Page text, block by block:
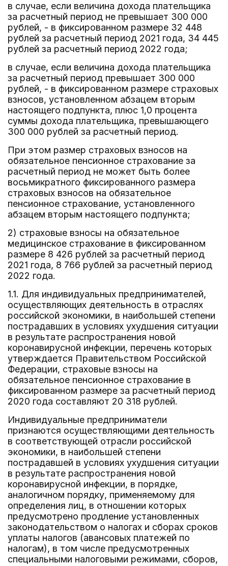
в случае, если величина дохода плательщика
за расчетный период не превышает 300 000
рублей, - в фиксированном размере 32 448
рублей за расчетный период 2021 года, 34 445
рублей за расчетный период 2022 года;
в случае, если величина дохода плательщика
за расчетный период превышает 300 000
рублей, - в фиксированном размере страховых
взносов, установленном абзацем вторым
настоящего подпункта, плюс 1,0 процента
суммы дохода плательщика, превышающего
300 000 рублей за расчетный период.
При этом размер страховых взносов на
обязательное пенсионное страхование за
расчетный период не может быть более
восьмикратного фиксированного размера
страховых взносов на обязательное
пенсионное страхование, установленного
абзацем вторым настоящего подпункта;
2) страховые взносы на обязательное
медицинское страхование в фиксированном
размере 8 426 рублей за расчетный период
2021 года, 8 766 рублей за расчетный период
2022 года.
1.1. Для индивидуальных предпринимателей,
осуществляющих деятельность в отраслях
российской экономики, в наибольшей степени
пострадавших в условиях ухудшения ситуации
в результате распространения новой
коронавирусной инфекции, перечень которых
утверждается Правительством Российской
Федерации, страховые взносы на
обязательное пенсионное страхование в
фиксированном размере за расчетный период
2020 года составляют 20 318 рублей.
Индивидуальные предприниматели
признаются осуществляющими деятельность
в соответствующей отрасли российской
экономики, в наибольшей степени
пострадавшей в условиях ухудшения ситуации
в результате распространения новой
коронавирусной инфекции, в порядке,
аналогичном порядку, применяемому для
определения лиц, в отношении которых
предусмотрено продление установленных
законодательством о налогах и сборах сроков
уплаты налогов (авансовых платежей по
налогам), в том числе предусмотренных
специальными налоговыми режимами, сборов,